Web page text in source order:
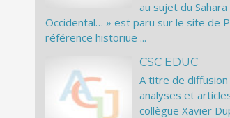
au sujet du Sahara
Occidental… » est paru sur le site de
référence historiue ...
CSC EDUC
A titre de diffusion
analyses et
collègue Xavier